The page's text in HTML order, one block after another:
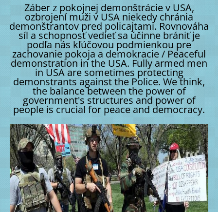
Záber z pokojnej demonštrácie v USA,
ozbrojení muži v USA niekedy chránia
demonštrantov pred policajtami. Rovnováha
síl a schopnosť vedieť sa účinne brániť je
podľa nás kľúčovou podmienkou pre
zachovanie pokoja a demokracie / Peaceful
demonstration in the USA. Fully armed men
in USA are sometimes protecting
demonstrants against the Police. We think,
the balance between the power of
government's structures and power of
people is crucial for peace and democracy.